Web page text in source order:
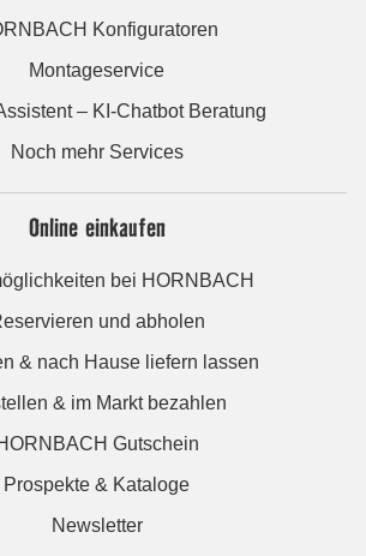
Konfiguratoren
Montageservice
– KI-Chatbot Beratung
Noch mehr Services
Online einkaufen
bei HORNBACH
und abholen
& nach Hause liefern lassen
& im Markt bezahlen
Gutschein
Prospekte & Kataloge
Newsletter